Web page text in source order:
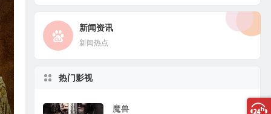
新闻资讯
新闻热点
热门影视
魔兽